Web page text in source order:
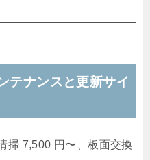
テナンスと更新サイ
掃 7,500 円〜、板面交換